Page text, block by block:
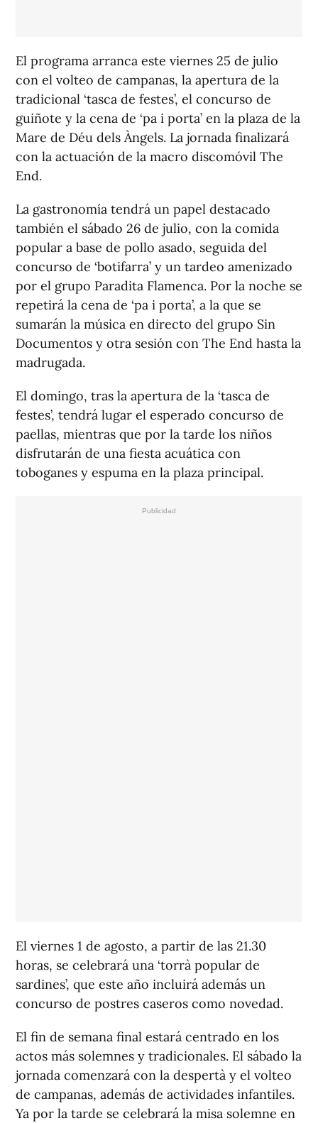
El programa arranca este viernes 25 de julio
con el volteo de campanas, la apertura de la
tradicional ‘tasca de festes’, el concurso de
guiñote y la cena de ‘pa i porta’ en la plaza de la
Mare de Déu dels Àngels. La jornada finalizará
con la actuación de la macro discomóvil The
End.
La gastronomía tendrá un papel destacado
también el sábado 26 de julio, con la comida
popular a base de pollo asado, seguida del
concurso de ‘botifarra’ y un tardeo amenizado
por el grupo Paradita Flamenca. Por la noche se
repetirá la cena de ‘pa i porta’, a la que se
sumarán la música en directo del grupo Sin
Documentos y otra sesión con The End hasta la
madrugada.
El domingo, tras la apertura de la ‘tasca de
festes’, tendrá lugar el esperado concurso de
paellas, mientras que por la tarde los niños
disfrutarán de una fiesta acuática con
toboganes y espuma en la plaza principal.
El viernes 1 de agosto, a partir de las 21.30
horas, se celebrará una ‘torrà popular de
sardines’, que este año incluirá además un
concurso de postres caseros como novedad.
El fin de semana final estará centrado en los
actos más solemnes y tradicionales. El sábado la
jornada comenzará con la despertà y el volteo
de campanas, además de actividades infantiles.
Ya por la tarde se celebrará la misa solemne en